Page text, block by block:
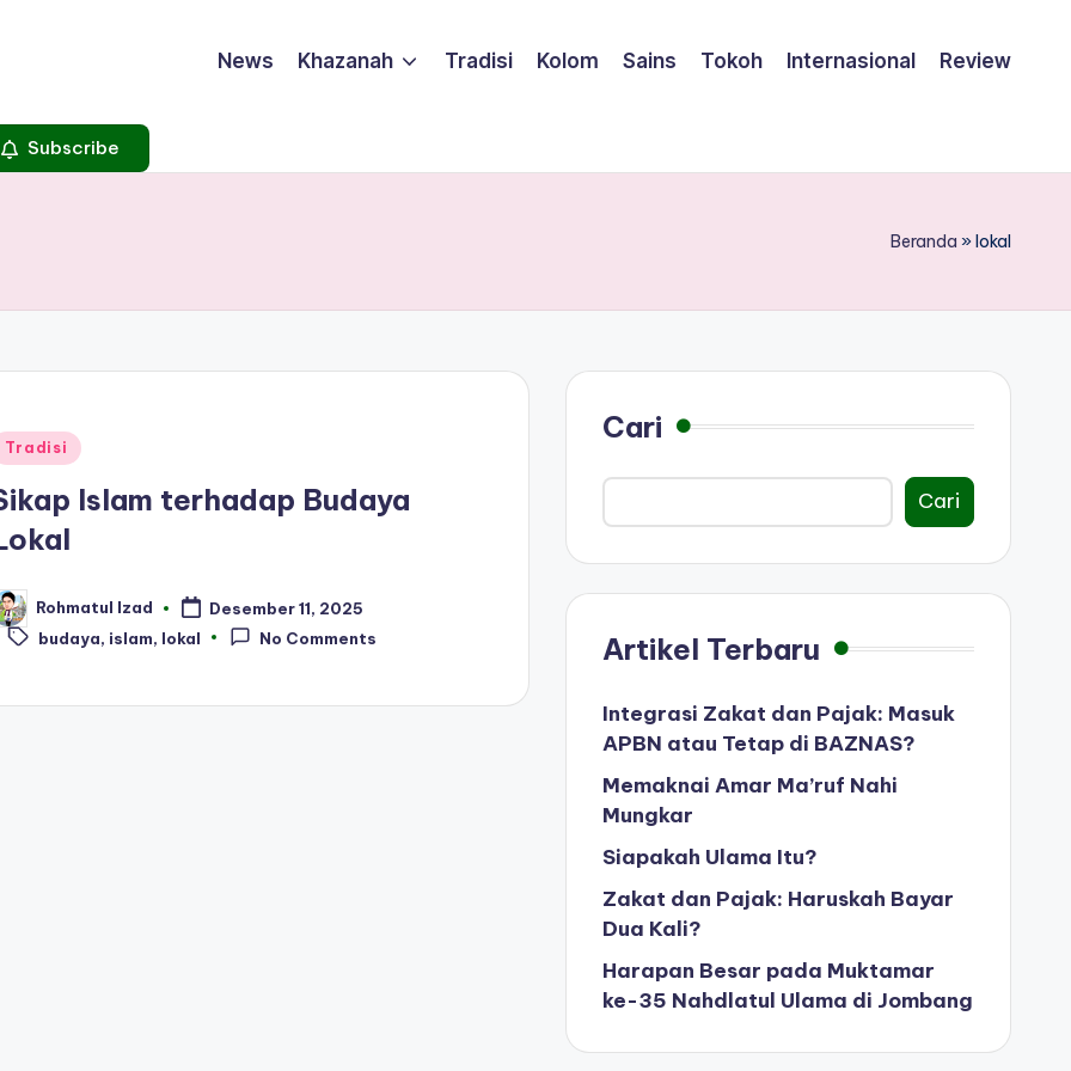
News Khazanah Tradisi Kolom Sains Tokoh Internasional Review
Subscribe
Beranda »lokal
Tradisi
Islam terhadap Budaya
Rohmatul Izad Desember 11, 2025
Tags:
budaya, islam, lokal No Comments
Cari
Cari
Artikel Terbaru
Integrasi Zakat dan Pajak: Masuk
APBN atau Tetap di BAZNAS?
Memaknai Amar Ma’ruf Nahi
Mungkar
Siapakah Ulama Itu?
Zakat dan Pajak: Haruskah Bayar
Dua Kali?
Harapan Besar pada Muktamar
ke-35 Nahdlatul Ulama di Jombang